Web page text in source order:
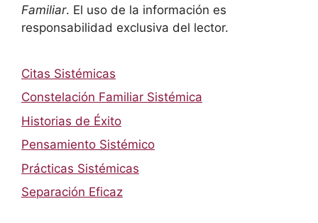
Familiar. El uso de la información es
responsabilidad exclusiva del lector.
Citas Sistémicas
Constelación Familiar Sistémica
Historias de Éxito
Pensamiento Sistémico
Prácticas Sistémicas
Separación Eficaz